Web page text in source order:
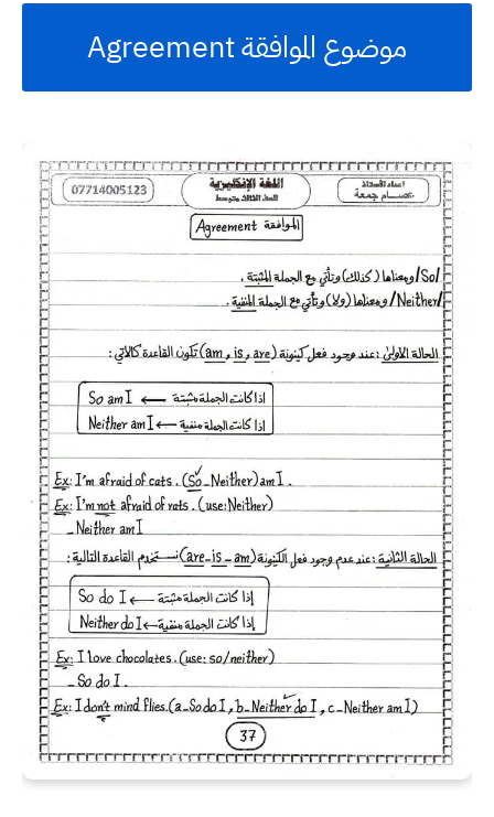
موضوع الموافقة Agreement